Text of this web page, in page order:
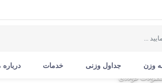
وزن جداول وزنی خدمات درباره
فولادی